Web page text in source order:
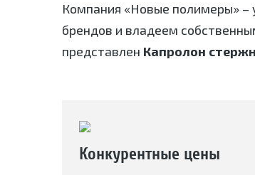
Компания «Новые полимеры»
брендов и владеем
представлен Капролон
Конкурентные цены